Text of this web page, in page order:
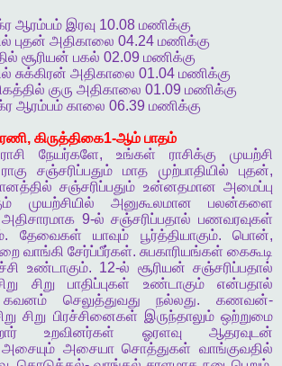
ஆரம்பம் இரவு 10.08 மணிக்கு
புதன் அதிகாலை 04.24 மணிக்கு
சூரியன் பகல் 02.09 மணிக்கு
சுக்கிரன் அதிகாலை 01.04 மணிக்கு
குரு அதிகாலை 01.09 மணிக்கு
ஆரம்பம் காலை 06.39 மணிக்கு
, கிருத்திகை1-ஆம் பாதம்
ராசி நேயர்களே, உங்கள் ராசிக்கு
முயற்சி
ராகு சஞ்சரிப்பதும் மாத முற்பாதியில் புதன்,
சஞ்சரிப்பதும் உன்னதமான அமைப்பு
முயற்சியில் அனுகூலமான
பலன்களை
அதிசாரமாக 9-ல் சஞ்சரிப்பதால் பணவரவுகள்
. தேவைகள் யாவும் பூர்த்தியாகும்.பொன்,
வாங்கி சேர்ப்பீர்கள். சுபகாரியங்கள் கைகூடி
உண்டாகும். 12-ல் சூரியன் சஞ்சரிப்பதால்
சிறு பாதிப்புகள் உண்டாகும்
என்பதால்
கவனம் செலுத்துவது நல்லது. கணவன்-
சிறு பிரச்சினைகள் இருந்தாலும் ஒற்றுமை
உறவினர்கள் ஓரளவு
ஆதரவுடன்
அசையும் அசையா சொத்துகள் வாங்குவதில்